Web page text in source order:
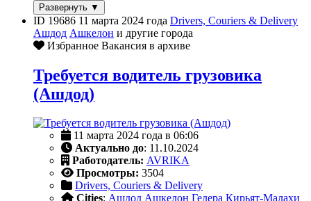
Развернуть ▼
ID 19686 11 марта 2024 года Drivers, Couriers & Delivery
Ашдод Ашкелон и другие города
Избранное Вакансия в архиве
Требуется водитель грузовика
(Ашдод)
11 марта 2024 года в 06:06
Актуально до: 11.10.2024
Работодатель: AVRIKA
Просмотры: 3504
Drivers, Couriers & Delivery
Cities: Ашдод Ашкелон Гедера Кирьят-Малахи